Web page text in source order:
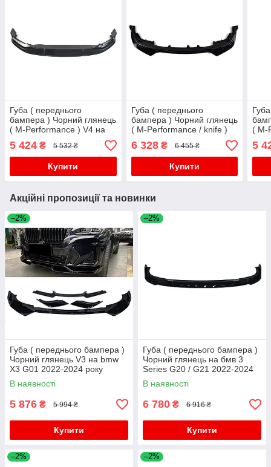
Губа ( переднього
бампера ) Чорний глянець
( M-Performance ) V4 на
бмв 5 Series G30 / G31
2020-2023 року
5 424 ₴ 5 532 ₴
Купити
Губа ( переднього
бампера ) Чорний глянець
( M-Performance / knife )
V2 на бмв 3 Series G20 /
G21 2018-2022 року
6 328₴ 6 455 ₴
Купити
( M-
V5
G31
5
Акційні пропозиції та новинки
–2%
Губа ( переднього бампера )
Чорний глянець V3 на bmw
X3 G01 2022-2024 року
В наявності
5 876 ₴ 5 994 ₴
Купити
–2%
Губа ( переднього бампера )
Чорний глянець на бмв 3
Series G20 / G21 2022-2024
року
В наявності
6 780 ₴ 6 916 ₴
Купити
–2% –2%